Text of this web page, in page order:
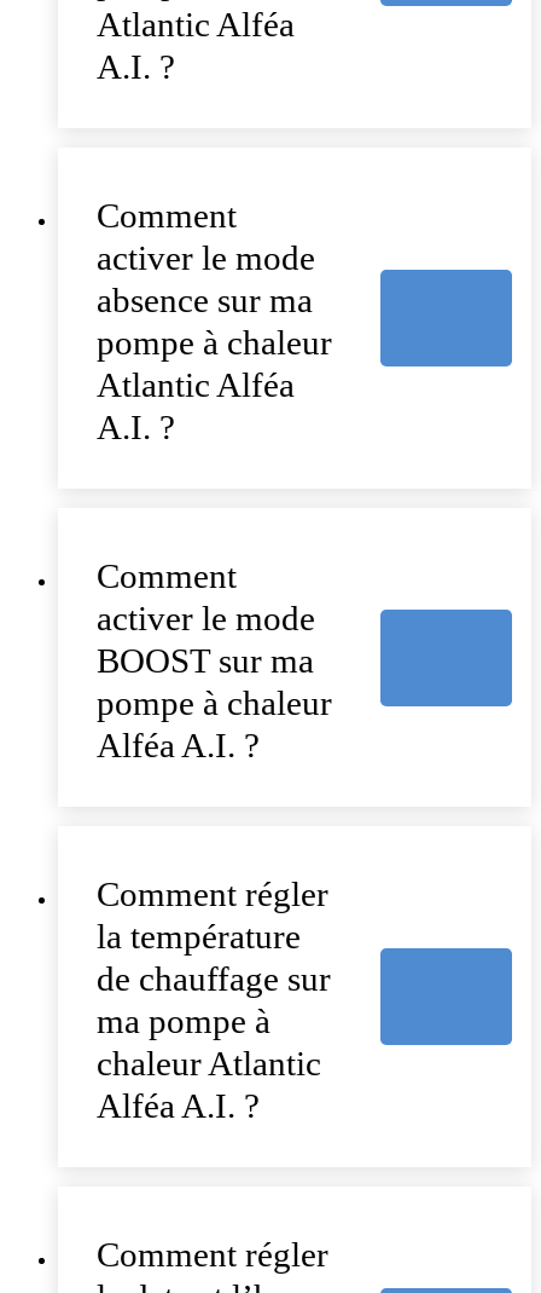
Atlantic Alféa
A.I. ?
Comment
activer le mode
absence sur ma
pompe à chaleur
Atlantic Alféa
A.I. ?
Comment
activer le mode
BOOST sur ma
pompe à chaleur
Alféa A.I. ?
Comment régler
la température
de chauffage sur
ma pompe à
chaleur Atlantic
Alféa A.I. ?
Comment régler